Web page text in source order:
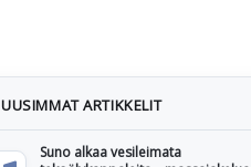
UUSIMMAT ARTIKKELIT
Suno alkaa vesileimata